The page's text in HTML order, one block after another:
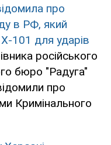
про
в РФ, який
101 для ударів
російського
бюро "Радуга"
про
Кримінального